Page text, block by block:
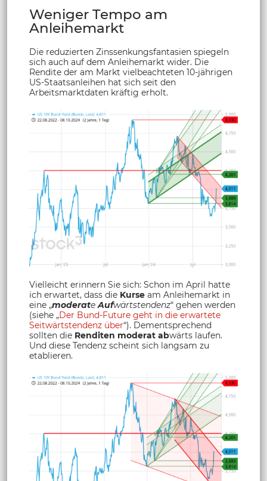
Weniger Tempo am
Anleihemarkt
Die reduzierten Zinssenkungsfantasien spiegeln
sich auch auf dem Anleihemarkt wider. Die
Rendite der am Markt vielbeachteten 10-jährigen
US-Staatsanleihen hat sich seit den
Arbeitsmarktdaten kräftig erholt.
Vielleicht erinnern Sie sich: Schon im April hatte
ich erwartet, dass die Kurse am Anleihemarkt in
eine „moderate Aufwärtstendenz“ gehen werden
(siehe „Der Bund-Future geht in die erwartete
Seitwärtstendenz über“). Dementsprechend
sollten die Renditen moderat abwärts laufen.
Und diese Tendenz scheint sich langsam zu
etablieren.